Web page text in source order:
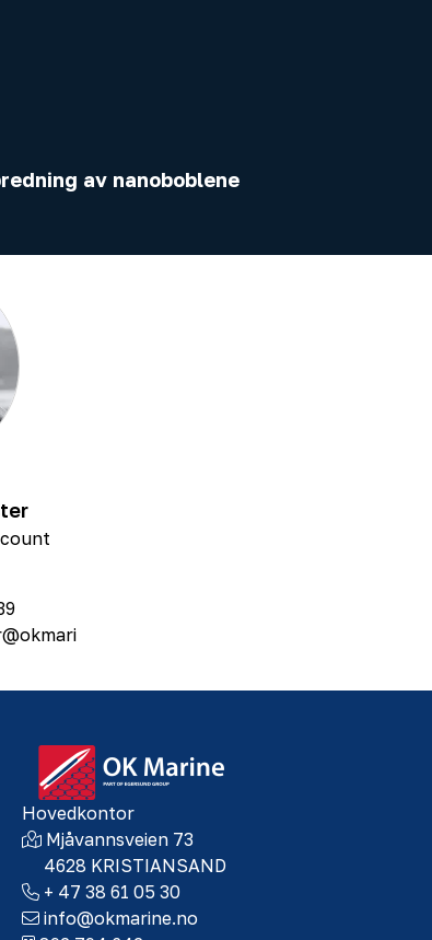
av nanoboblene
Hovedkontor
Mjåvannsveien 73
4628 KRISTIANSAND
+ 47 38 61 05 30
info@okmarine.no